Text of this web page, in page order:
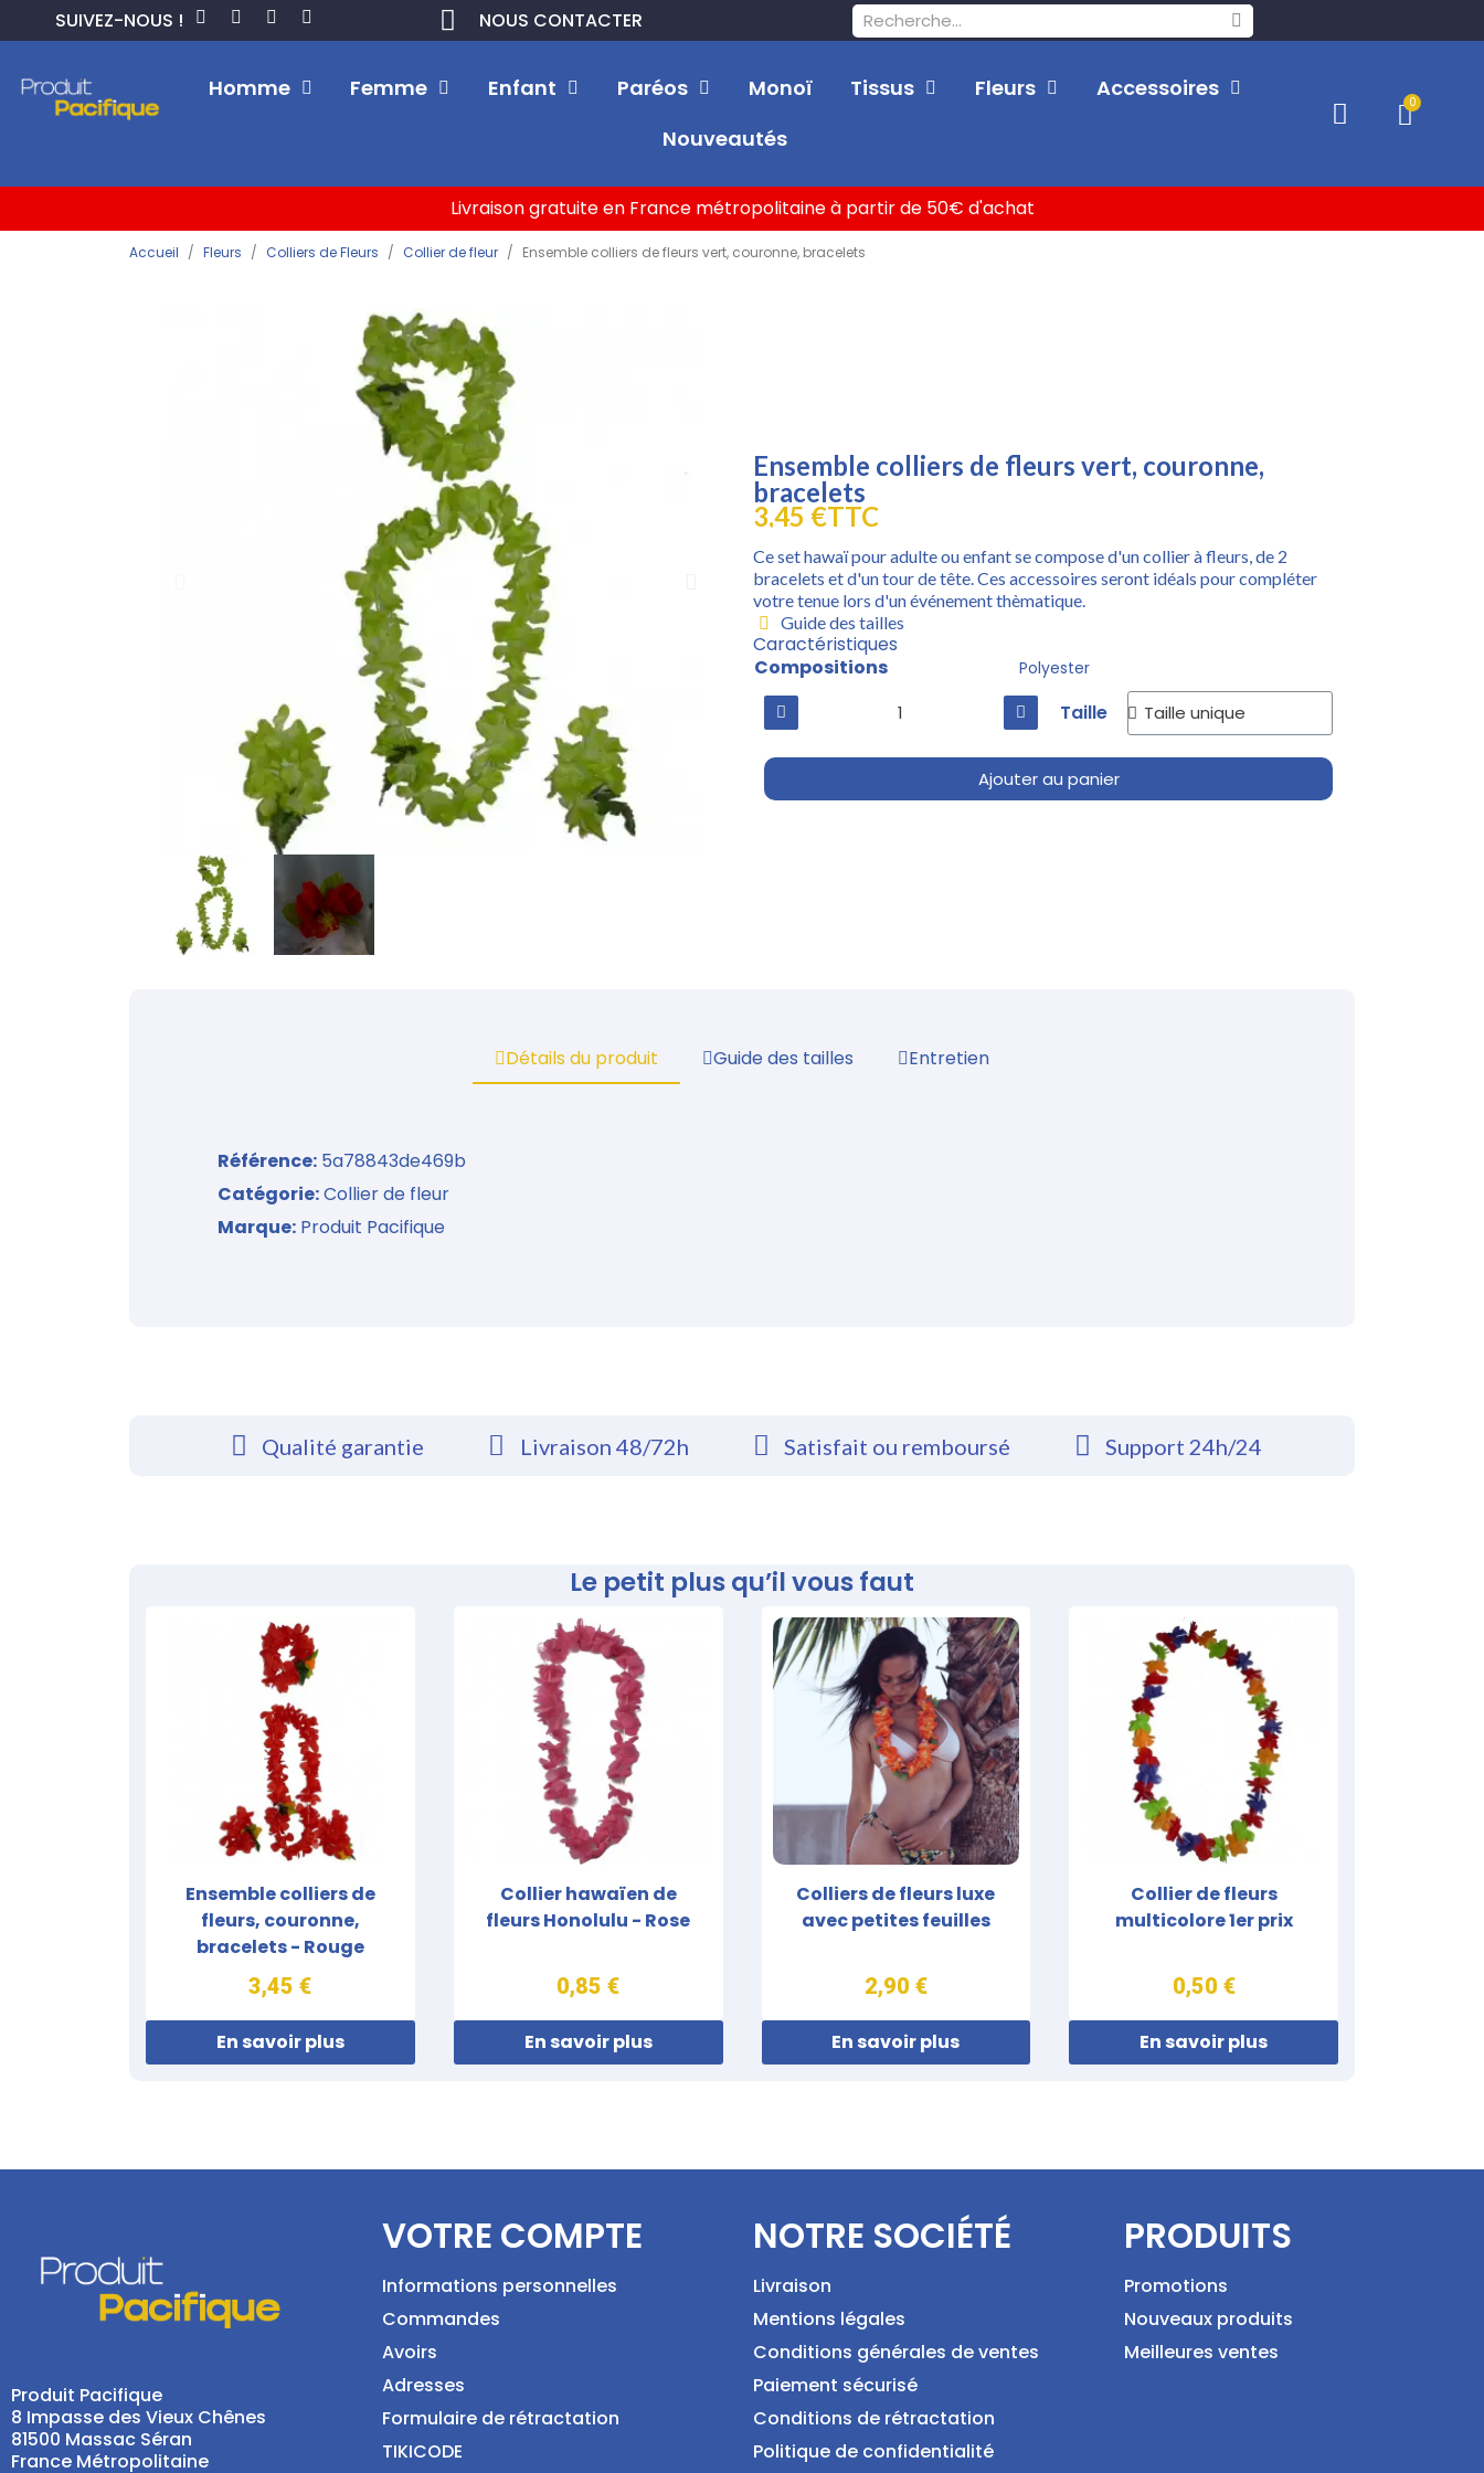
SUIVEZ-NOUS ! NOUS CONTACTER
Homme Femme Enfant Paréos Monoï Tissus Fleurs
Accessoires
Nouveautés
Livraison gratuite en France métropolitaine à partir de 50€ d'achat
Accueil Fleurs Colliers de Fleurs Collier de fleur Ensemble colliers de fleurs vert, couronne, bracelets
Ensemble colliers de fleurs vert, couronne,
bracelets
3,45 €TTC
Ce set hawaï pour adulte ou enfant se compose d'un collier à fleurs, de 2
bracelets et d'un tour de tête. Ces accessoires seront idéals pour compléter
votre tenue lors d'un événement thèmatique.
Guide des tailles
Caractéristiques
Compositions
Polyester
Taille
Ajouter au panier
Détails du produit Guide des tailles Entretien
Référence 5a78843de469b
Catégorie Collier de fleur
Marque Produit Pacifique
Qualité garantie Livraison 48/72h Satisfait ou remboursé Support 24h/24
Le petit plus qu’il vous faut
Ensemble colliers de
fleurs, couronne,
bracelets - Rouge
3,45 €
En savoir plus
Collier hawaïen de
fleurs Honolulu - Rose
0,85 €
En savoir plus
Colliers de fleurs luxe
avec petites feuilles
2,90 €
En savoir plus
Collier de fleurs
multicolore 1er prix
0,50 €
En savoir plus
Produit Pacifique
8 Impasse des Vieux Chênes
81500 Massac Séran
France Métropolitaine
VOTRE COMPTE
Informations personnelles
Commandes
Avoirs
Adresses
Formulaire de rétractation
TIKICODE
NOTRE SOCIÉTÉ
Livraison
Mentions légales
Conditions générales de ventes
Paiement sécurisé
Conditions de rétractation
Politique de confidentialité
PRODUITS
Promotions
Nouveaux produits
Meilleures ventes